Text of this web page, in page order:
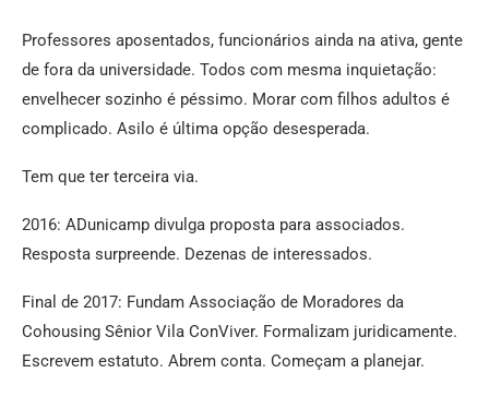
Professores aposentados, funcionários ainda na ativa, gente
de fora da universidade. Todos com mesma inquietação:
envelhecer sozinho é péssimo. Morar com filhos adultos é
complicado. Asilo é última opção desesperada.
Tem que ter terceira via.
2016: ADunicamp divulga proposta para associados.
Resposta surpreende. Dezenas de interessados.
Final de 2017: Fundam Associação de Moradores da
Cohousing Sênior Vila ConViver. Formalizam juridicamente.
Escrevem estatuto. Abrem conta. Começam a planejar.